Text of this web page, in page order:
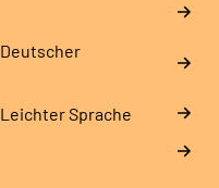
Sprache